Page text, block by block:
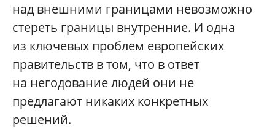
над внешними границами невозможно
стереть границы внутренние. И одна
из ключевых проблем европейских
правительств в том, что в ответ
на негодование людей они не
предлагают никаких конкретных
решений.